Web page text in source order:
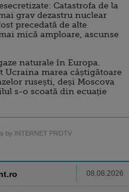
Catastrofa de la
grav dezastru nuclear
precedată de alte
mică amploare, ascunse
naturale în Europa.
Ucraina marea câștigătoare
rusești, deși Moscova
s-o scoată din ecuație
by INTERNET PROTV
08.08.2026